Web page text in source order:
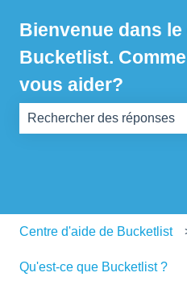
Bienvenue dans le
Bucketlist.
vous aider?
Centre d'aide de Bucketlist
Qu'est-ce que Bucketlist ?